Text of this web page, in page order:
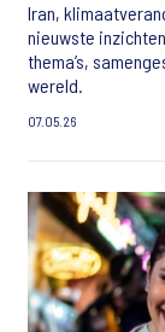
Iran,
nieuwste
thema’s,
wereld.
07.05.26